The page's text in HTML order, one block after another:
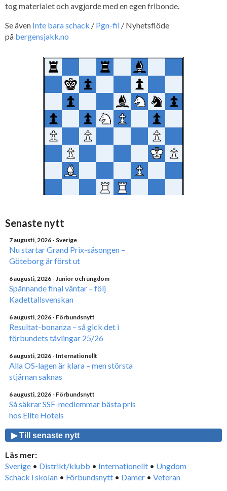
tog materialet och avgjorde med en egen fribonde.
Se även Inte bara schack / Pgn-fil / Nyhetsflöde
på bergensjakk.no
Senaste nytt
7 augusti, 2026 - Sverige
Nu startar Grand Prix-säsongen –
Göteborg är först ut
6 augusti, 2026 - Junior och ungdom
Spännande final väntar – följ
Kadettallsvenskan
6 augusti, 2026 - Förbundsnytt
Resultat-bonanza – så gick det i
förbundets tävlingar 25/26
6 augusti, 2026 - Internationellt
Alla OS-lagen är klara – men största
stjärnan saknas
6 augusti, 2026 - Förbundsnytt
Så säkrar SSF-medlemmar bästa pris
hos Elite Hotels
▶ Till senaste nytt
Läs mer:
Sverige • Distrikt/klubb • Internationellt • Ungdom
Schack i skolan • Förbundsnytt • Damer • Veteran